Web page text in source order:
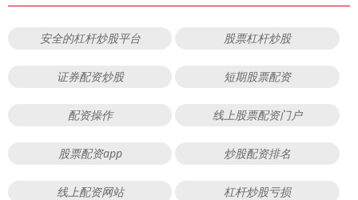
安全的杠杆炒股平台 股票杠杆炒股
证券配资炒股 短期股票配资
配资操作 线上股票配资门户
股票配资app 炒股配资排名
线上配资网站 杠杆炒股亏损